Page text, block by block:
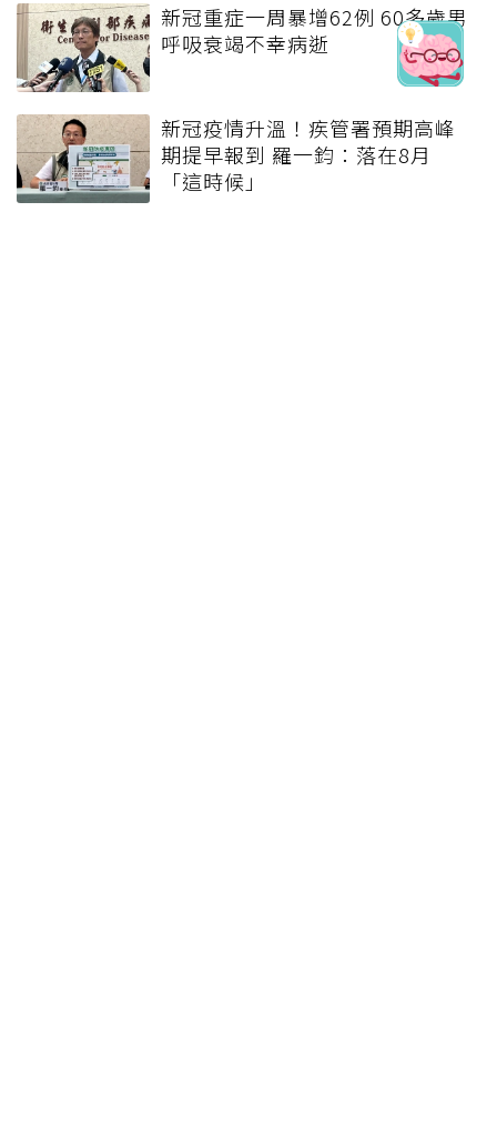
新冠重症一周暴增62例 60多歲男
呼吸衰竭不幸病逝
新冠疫情升溫！疾管署預期高峰
期提早報到 羅一鈞：落在8月
「這時候」